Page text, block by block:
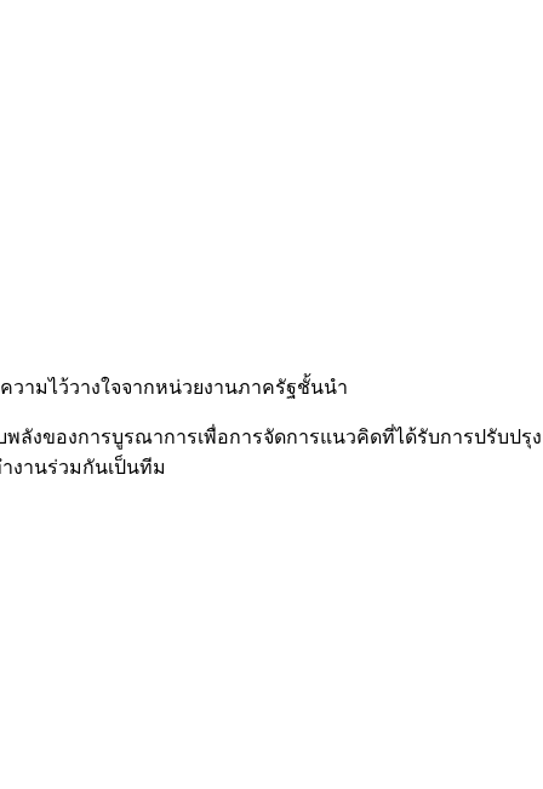
วามไว้วางใจจากหน่วยงานภาครัฐชั้นนำ
ลังของการบูรณาการเพื่อการจัดการแนวคิดที่ได้รับการปรับปรุ
งานร่วมกันเป็นทีม